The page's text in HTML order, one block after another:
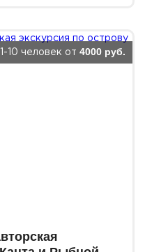
10 человек от 4000 руб.